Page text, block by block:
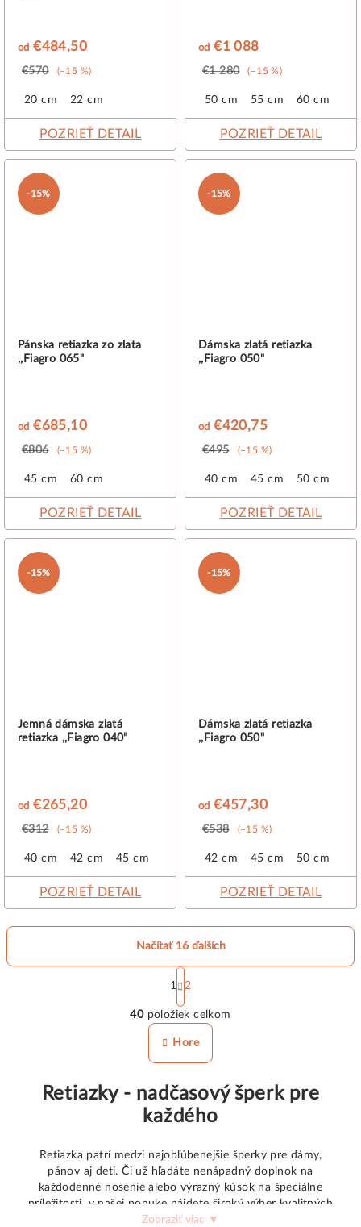
od €484,50
€570 (–15 %)
20 cm 22 cm
POZRIEŤ DETAIL
od €1 088
€1 280 (–15 %)
50 cm 55 cm 60 cm
POZRIEŤ DETAIL
-15%
Pánska retiazka zo zlata
,,Fiagro 065"
od €685,10
€806 (–15 %)
45 cm 60 cm
POZRIEŤ DETAIL
-15%
Dámska zlatá retiazka
,,Fiagro 050"
od €420,75
€495 (–15 %)
40 cm 45 cm 50 cm
POZRIEŤ DETAIL
-15%
Jemná dámska zlatá
retiazka ,,Fiagro 040"
od €265,20
€312 (–15 %)
40 cm 42 cm 45 cm
POZRIEŤ DETAIL
-15%
Dámska zlatá retiazka
,,Fiagro 050"
od €457,30
€538 (–15 %)
42 cm 45 cm 50 cm
POZRIEŤ DETAIL
O
v
l
a
c
e
p
r
v
Načítať 16 ďalších
S
t
r
á
n
k
o
a
n
i
1 2
40položiek celkom
Hore
Retiazky - nadčasový šperk pre
každého
Retiazka patrí medzi najobľúbenejšie šperky pre dámy,
pánov aj deti. Či už hľadáte nenápadný doplnok na
každodenné nosenie alebo výrazný kúsok na špeciálne
príležitosti, v našej ponuke nájdete široký výber kvalitných
retiazok zo zlata, striebra aj ocele.
Zobraziť viac ▼